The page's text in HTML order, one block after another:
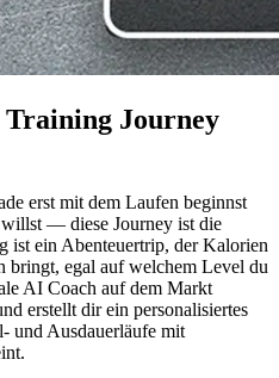
Training Journey
erst mit dem Laufen beginnst
willst — diese Journey ist die
ein Abenteuertrip, der Kalorien
bringt, egal auf welchem Level du
AI Coach auf dem Markt
erstellt dir ein personalisiertes
und Ausdauerläufe mit